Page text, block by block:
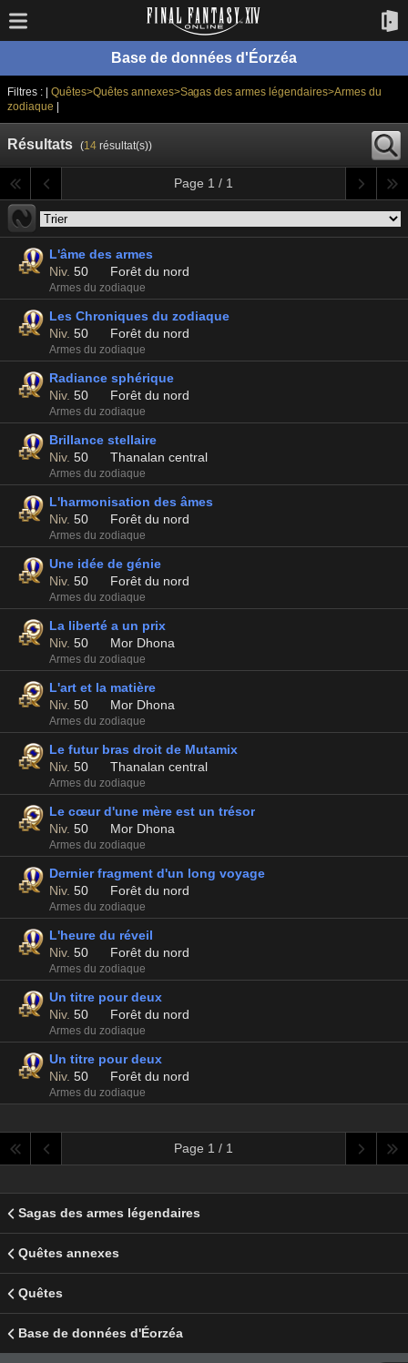
Base de données d'Éorzéa
Filtres : | Quêtes>Quêtes annexes>Sagas des armes légendaires>Armes du
zodiaque
Résultats (14résultat(s))
Page 1 / 1
L'âme des armes
Niv. 50 Forêt du nord
Armes du zodiaque
Les Chroniques du zodiaque
Niv. 50 Forêt du nord
Armes du zodiaque
Radiance sphérique
Niv. 50 Forêt du nord
Armes du zodiaque
Brillance stellaire
Niv. 50 Thanalan central
Armes du zodiaque
L'harmonisation des âmes
Niv. 50 Forêt du nord
Armes du zodiaque
Une idée de génie
Niv. 50 Forêt du nord
Armes du zodiaque
La liberté a un prix
Niv. 50 Mor Dhona
Armes du zodiaque
L'art et la matière
Niv. 50 Mor Dhona
Armes du zodiaque
Le futur bras droit de Mutamix
Niv. 50 Thanalan central
Armes du zodiaque
Le cœur d'une mère est un trésor
Niv. 50 Mor Dhona
Armes du zodiaque
Dernier fragment d'un long voyage
Niv. 50 Forêt du nord
Armes du zodiaque
L'heure du réveil
Niv. 50 Forêt du nord
Armes du zodiaque
Un titre pour deux
Niv. 50 Forêt du nord
Armes du zodiaque
Un titre pour deux
Niv. 50 Forêt du nord
Armes du zodiaque
Page 1 / 1
Sagas des armes légendaires
Quêtes annexes
Quêtes
Base de données d'Éorzéa